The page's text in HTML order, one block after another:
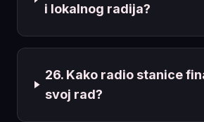
i lokalnog radija?
26. Kako radio stanice
svoj rad?